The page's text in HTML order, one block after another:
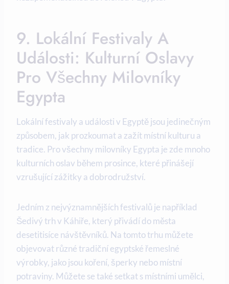
9. Lokální Festivaly A
Události: Kulturní Oslavy
Pro Všechny Milovníky
Egypta
Lokální festivaly a události v Egyptě jsou jedinečným
způsobem, jak prozkoumat a zažít místní kulturu a
tradice. Pro všechny milovníky Egypta je zde mnoho
kulturních oslav během prosince, které přinášejí
vzrušující zážitky a dobrodružství.
Jedním z nejvýznamnějších festivalů je například
Šedivý trh v Káhiře, který přivádí do města
desetitisíce návštěvníků. Na tomto trhu můžete
objevovat různé tradiční egyptské řemeslné
výrobky, jako jsou koření, šperky nebo místní
potraviny. Můžete se také setkat s místními umělci,